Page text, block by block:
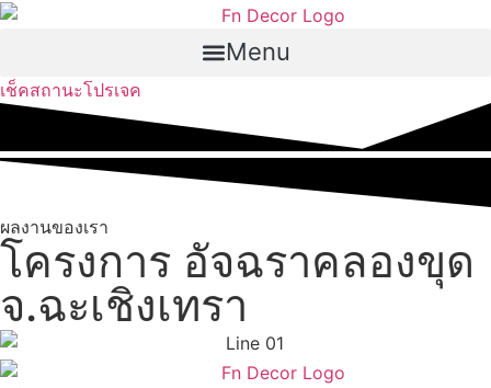
Skip
Menu
เช็คสถานะโปรเจค
ผลงานของเรา
โครงการ อัจฉราคลองขุด
จ.ฉะเชิงเทรา